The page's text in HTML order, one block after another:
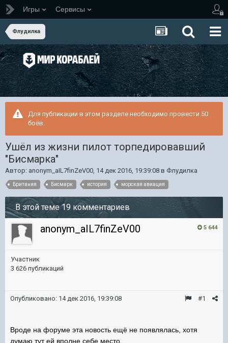
Игры Сервисы
Флудилка
Для публикации в этом разделе необходимо провести 50
боёв.
Ушёл из жизни пилот торпедировавший
"Бисмарка"
Автор: anonym_aIL7finZeV00, 14 дек 2016, 19:39:08 в Флудилка
Британия Бисмарк история морская авиация
В этой теме 19 комментариев
5 644
anonym_aIL7finZeV00
Участник
3 626 публикаций
#1
Опубликовано: 14 дек 2016, 19:39:08
Вроде на форуме эта новость ещё не появлялась, хотя
думаю тут ей вполне себе место.